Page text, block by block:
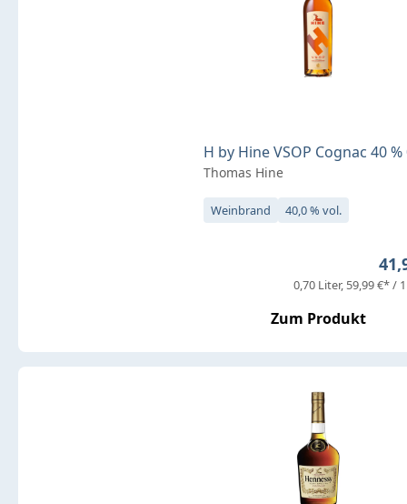
H by Hine VSOP Cognac 40 %
Thomas Hine
Weinbrand 40,0 % vol.
0,70 Liter 59,99 €* /
Zum Produkt